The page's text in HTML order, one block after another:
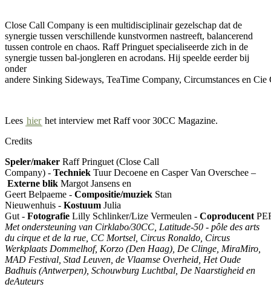
Close Call Company is een multidisciplinair gezelschap dat de
synergie tussen verschillende kunstvormen nastreeft, balancerend
tussen controle en chaos. Raff Pringuet specialiseerde zich in de
synergie tussen bal-jongleren en acrodans. Hij speelde eerder bij
onder
andere Sinking Sideways, TeaTime Company, Circumstances en Cie
Lees hier het interview met Raff voor 30CC Magazine.
Credits
Speler/maker Raff Pringuet (Close Call
Company) - Techniek Tuur Decoene en Casper Van Overschee –
Externe blik Margot Jansens en
Geert Belpaeme - Compositie/muziek Stan
Nieuwenhuis - Kostuum Julia
Gut - Fotografie Lilly Schlinker/Lize Vermeulen - Coproducent
Met ondersteuning van Cirklabo/30CC, Latitude-50 - pôle des arts
du cirque et de la rue, CC Mortsel, Circus Ronaldo, Circus
Werkplaats Dommelhof, Korzo (Den Haag), De Clinge, MiraMiro,
MAD Festival, Stad Leuven, de Vlaamse Overheid, Het Oude
Badhuis (Antwerpen), Schouwburg Luchtbal, De Naarstigheid en
deAuteurs